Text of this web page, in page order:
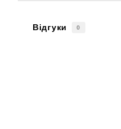
Відгуки 0